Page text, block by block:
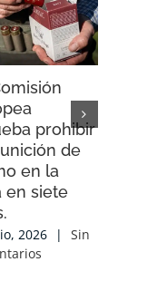
prohibir
de
en la
en siete
2026 |
Sin